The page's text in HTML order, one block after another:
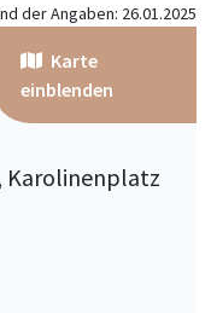
der Angaben: 26.01.2025
Karte
einblenden
Karolinenplatz